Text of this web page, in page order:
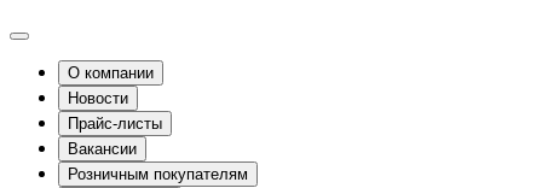
О компании
Новости
Прайс-листы
Вакансии
Розничным покупателям